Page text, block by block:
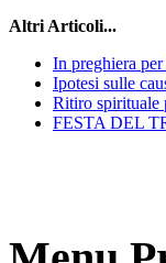
Altri Articoli...
In preghiera per
Ipotesi sulle
Ritiro spirituale
FESTA DEL